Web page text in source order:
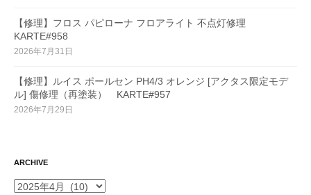
【修理】フロス パピローナ フロアライト 不点灯修理
KARTE#958
2026年7月31日
【修理】ルイス ポールセン PH4/3 オレンジ [アクタス限定モデ
ル] 傷修理（再塗装） KARTE#957
2026年7月29日
ARCHIVE
ARCHIVE